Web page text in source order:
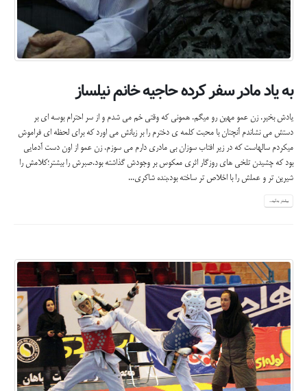
به یاد مادر سفر کرده حاجیه خانم نیلساز
یادش بخیر. زن عمو مهین رو میگم. همونی که وقتی خم می شدم و از سر احترام بوسه ای بر
دستش می نشاندم آنچنان با محبت کلمه ی دخترم را بر زبانش می اورد که برای لحظه ای فراموش
میکردم سالهاست که در زیر افتاب سوزان بی مادری دارم می سوزم. زن عمو از اون دست آدمایی
بود که چشیدن تلخی های روزگار اثری معکوس بر وجودش گذاشته بود.صبرش را بیشتر؛کلامش را
شیرین تر و عملش را با اخلاص تر ساخته بود.بنده شاکری...
بیشتر بدانید...